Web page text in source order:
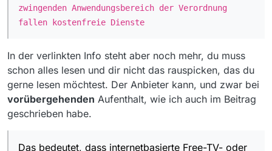
zwingenden Anwendungsbereich der Verordnung
fallen kostenfreie Dienste
In der verlinkten Info steht aber noch mehr, du muss
schon alles lesen und dir nicht das rauspicken, das du
gerne lesen möchtest. Der Anbieter kann, und zwar bei
vorübergehenden Aufenthalt, wie ich auch im Beitrag
geschrieben habe.
Das bedeutet, dass internetbasierte Free-TV- oder